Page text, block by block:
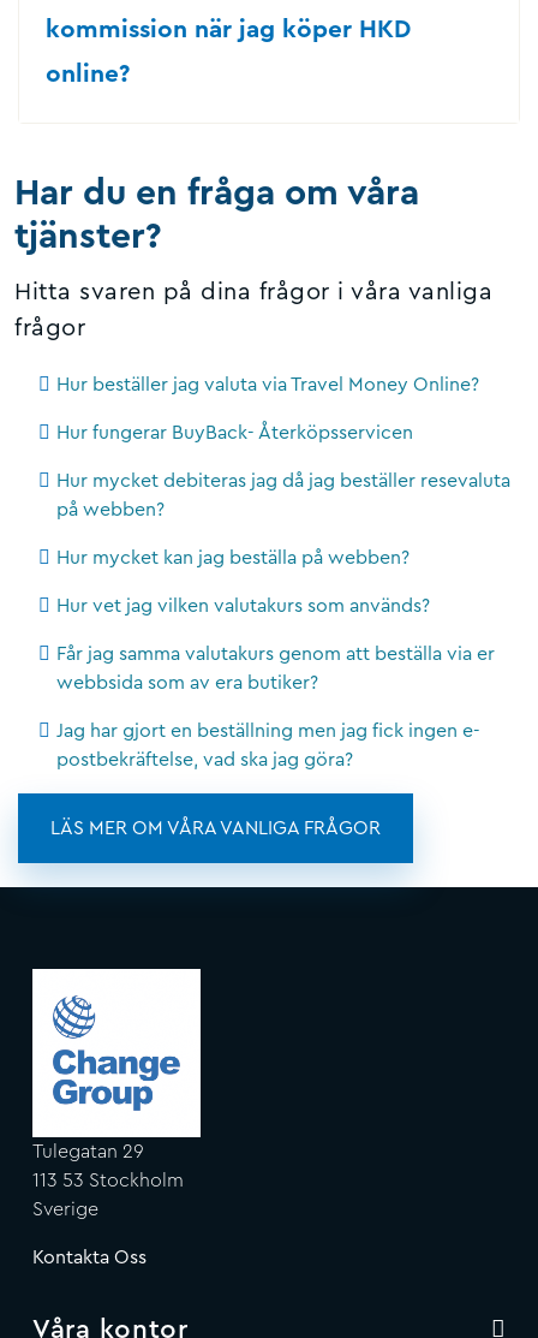
kommission när jag köper HKD
online?
Har du en fråga om våra
tjänster?
Hitta svaren på dina frågor i våra vanliga
frågor
Hur beställer jag valuta via Travel Money Online?
Hur fungerar BuyBack- Återköpsservicen
Hur mycket debiteras jag då jag beställer resevaluta
på webben?
Hur mycket kan jag beställa på webben?
Hur vet jag vilken valutakurs som används?
Får jag samma valutakurs genom att beställa via er
webbsida som av era butiker?
Jag har gjort en beställning men jag fick ingen e-
postbekräftelse, vad ska jag göra?
LÄS MER OM VÅRA VANLIGA FRÅGOR
Tulegatan 29
113 53 Stockholm
Sverige
Kontakta Oss
Våra kontor